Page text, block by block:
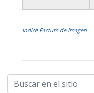
Indice Factum de Imagen